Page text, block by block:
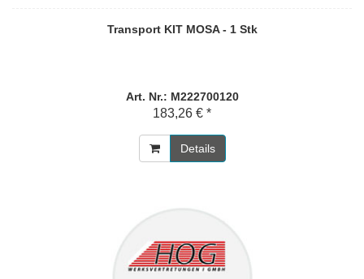
Transport KIT MOSA - 1 Stk
Art. Nr.: M222700120
183,26 € *
Details